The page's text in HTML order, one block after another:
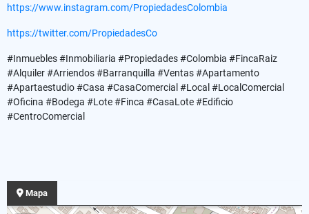
https://www.instagram.com/PropiedadesColombia
https://twitter.com/PropiedadesCo
#Inmuebles #Inmobiliaria #Propiedades #Colombia #FincaRaiz
#Alquiler #Arriendos #Barranquilla #Ventas #Apartamento
#Apartaestudio #Casa #CasaComercial #Local #LocalComercial
#Oficina #Bodega #Lote #Finca #CasaLote #Edificio
#CentroComercial
Mapa